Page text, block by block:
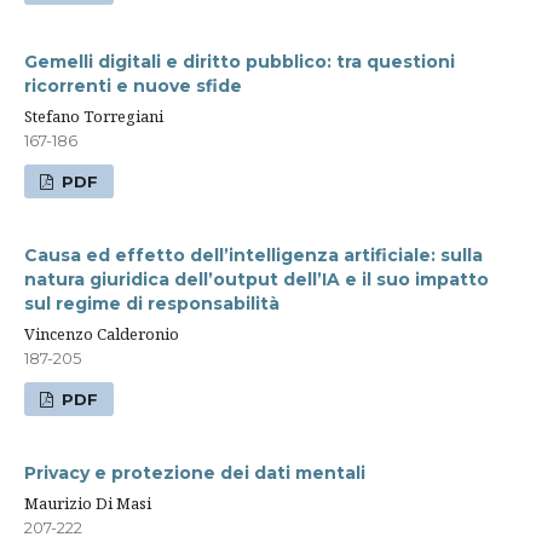
Gemelli digitali e diritto pubblico: tra questioni
ricorrenti e nuove sfide
Stefano Torregiani
167-186
PDF
Causa ed effetto dell’intelligenza artificiale: sulla
natura giuridica dell’output dell’IA e il suo impatto
sul regime di responsabilità
Vincenzo Calderonio
187-205
PDF
Privacy e protezione dei dati mentali
Maurizio Di Masi
207-222